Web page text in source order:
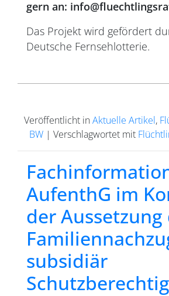
gern an:
Das Projekt wird gefördert
Deutsche Fernsehlotterie.
Veröffentlicht inAktuelle Artikel,
BW | Verschlagwortet mit
AufenthG im
der Aussetzung
subsidiär